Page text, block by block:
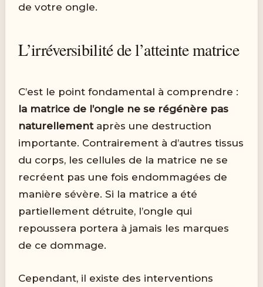
de votre ongle.
L’irréversibilité de l’atteinte matrice
C’est le point fondamental à comprendre :
la matrice de l’ongle ne se régénère pas
naturellementaprès une destruction
importante. Contrairement à d’autres tissus
du corps, les cellules de la matrice ne se
recréent pas une fois endommagées de
manière sévère. Si la matrice a été
partiellement détruite, l’ongle qui
repoussera portera à jamais les marques
de ce dommage.
Cependant, il existe des interventions